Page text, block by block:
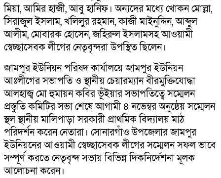
মিয়া, আমির হাজী, আবু হানিফ। অন্যদের মধ্যে খোকন মোল্লা,
সিরাজুল ইসলাম, খলিলুর রহমান, কাজী মাইনুদ্দিন, আব্দুল
আলীম, মোবারক হোসেন, জহিরুল ইসলামসহ আওয়ামী
স্বেচ্ছাসেবক লীগের নেতৃবৃন্দরা উপস্থিত ছিলেন।
জামপুর ইউনিয়ন পরিষদ কার্যালয়ে জামপুর ইউনিয়ন
আঃলীগের সভাপতি ও স্থানীয় চেয়ারম্যান বীরমুক্তিযোদ্ধা
আলহাজ্ব মো হুমায়ন কবির ভূঁইয়ার সভাপতিত্বে সম্মেলন
প্রস্তুতি কমিটির সভা শেষে আগামী ৪ নভেম্বর অনুষ্ঠেয় সম্মেলন
স্থল স্থানীয় মালিপাড়া সরকারী প্রাথমিক বিদ্যালয় মাঠ
পরিদর্শন করেন নেতারা। সোনারগাঁও উপজেলার জামপুর
ইউনিয়নের আওয়ামী স্বেচ্ছাসেবক লীগের সম্মেলন সফল ভাবে
সম্পূর্ণ করতে নেতৃবৃন্দ সভায় বিভিন্ন দিকনির্দেশনা মূলক
আলোচনা করেন।